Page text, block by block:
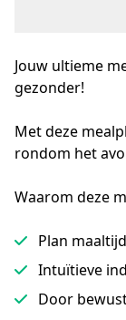
Jouw ultieme
gezonder!
Met deze
rondom het
Waarom deze
Plan
Intuïtieve
Door